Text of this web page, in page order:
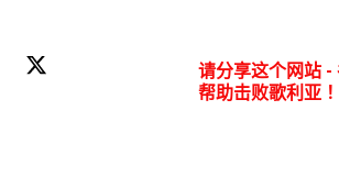
请分享这个网站
帮助击败歌利亚！